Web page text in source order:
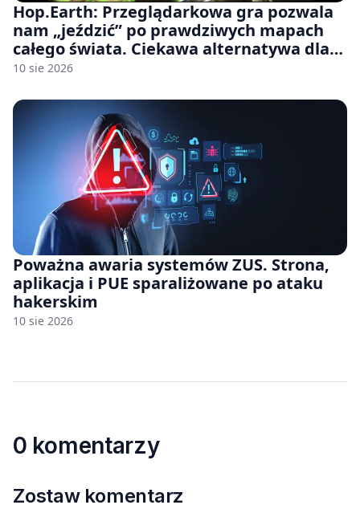
Hop.Earth: Przeglądarkowa gra pozwala
nam „jeździć” po prawdziwych mapach
całego świata. Ciekawa alternatywa dla
Google Street View
10 sie 2026
Poważna awaria systemów ZUS. Strona,
aplikacja i PUE sparaliżowane po ataku
hakerskim
10 sie 2026
0 komentarzy
Zostaw komentarz